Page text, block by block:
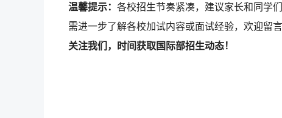
温馨提示： 各校招生节奏紧凑，建议家长和同学
需进一步了解各校加试内容或面试经验，欢迎留言
关注我们，时间获取国际部招生动态！